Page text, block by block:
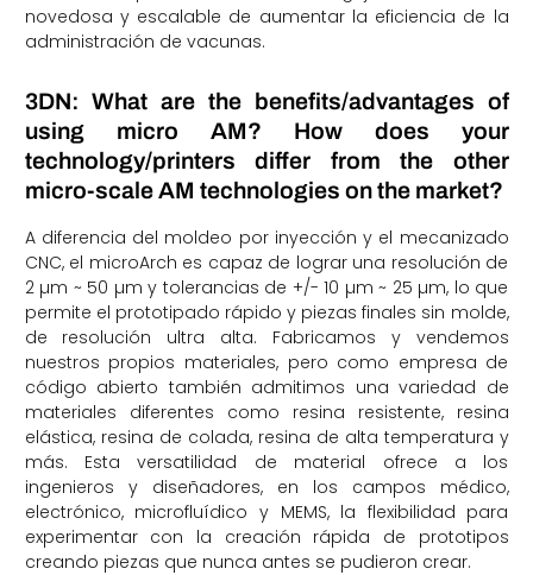
novedosa y escalable de aumentar la eficiencia de la
administración de vacunas.
3DN: What are the benefits/advantages of
using micro AM? How does your
technology/printers differ from the other
micro-scale AM technologies on the market?
A diferencia del moldeo por inyección y el mecanizado
CNC, el microArch es capaz de lograr una resolución de
2 µm ~ 50 µm y tolerancias de +/- 10 µm ~ 25 µm, lo que
permite el prototipado rápido y piezas finales sin molde,
de resolución ultra alta. Fabricamos y vendemos
nuestros propios materiales, pero como empresa de
código abierto también admitimos una variedad de
materiales diferentes como resina resistente, resina
elástica, resina de colada, resina de alta temperatura y
más. Esta versatilidad de material ofrece a los
ingenieros y diseñadores, en los campos médico,
electrónico, microfluídico y MEMS, la flexibilidad para
experimentar con la creación rápida de prototipos
creando piezas que nunca antes se pudieron crear.